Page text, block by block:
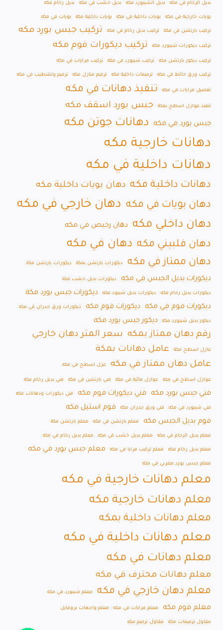
بديل الرخام في مكه بديل الشيبورد مكه بديل خشب في مكه بديل رخام مكه
بويات خارجية في مكه بويات داخلية في مكه بويات داخلية مكه بويات في مكه
تركيب بارتشن في مكه تركيب بديل رخام في مكه تركيب جبس بورد مكه
تركيب ديكورات شيبورد مكه تركيب ديكورات فوم مكه
تركيب ديكور بارتشن مكه تركيب شيبورد في مكه تركيب مرايات في مكه
تركيب ورق حائط في مكه ترميمات داخلية مكه ترميم منازل مكه ترميم وتشطيب في مكه
تفصيل مرايات في مكه تنفيذ دهانات في مكه
تنفيذ عوازل اسطح بمكة جبس بورد اسقف مكه
جبس بورد في مكه دهانات جوتن مكه
دهانات خارجية مكه
دهانات داخلية في مكه
دهانات داخلية مكه دهان بويات داخلية مكه
دهان بويات في مكه دهان خارجي في مكه
دهان داخلي مكه دهان رخيص في مكه
دهان فلبيني مكه دهان في مكه
دهان ممتاز في مكه ديكورات بارتشن بمكة ديكورات بارتشن مكه
ديكورات بديل الجبس في مكه ديكورات بديل خشب مكه
ديكورات بديل رخام مكه ديكورات بديل شيبود مكه
ديكورات جبس بورد مكة
ديكورات فوم في مكه
ديكورات فوم مكه ديكورات ورق جدران في مكه
ديكور بديل شيبورد مكة ديكور جبس بورد مكه
رقم دهان ممتاز بمكه سعر المتر دهان خارجي
عازل اسطح مكة
عامل دهانات بمكة
عامل دهان ممتاز في مكه
عزل اسطح في مكه
عوازل اسطح في مكه عوازل مائية في مكه فني بارتشن في مكه فني بديل رخام مكه
فني جبس بورد مكه فني ديكورات فوم مكه فني ديكورات ودهانات مكه
فني شيبورد في مكه فني ورق جدران مكه
فوم استيل مكه
فوم بديل الجبس مكه
معلم بارتشن في مكه معلم بارتشن مكة
معلم بديل الرخام في مكه معلم بديل خشب في مكه معلم بديل رخام في مكه
معلم بديل رخام مكه معلم تركيب مرايا في مكه معلم جبس بورد في مكه
معلم جبس بورد مغربي في مكه
معلم دهانات خارجية في مكه
معلم دهانات خارجية مكه
معلم دهانات داخلية بمكه
معلم دهانات داخلية في مكه
معلم دهانات في مكه
معلم دهانات محترف في مكه
معلم دهان خارجي في مكه معلم شيبورد في مكه
معلم فوم مكه معلم مرايات في مكه معلم واجهات بروفايل
مقاول ترميمات مكه مقاول ترميم مكه